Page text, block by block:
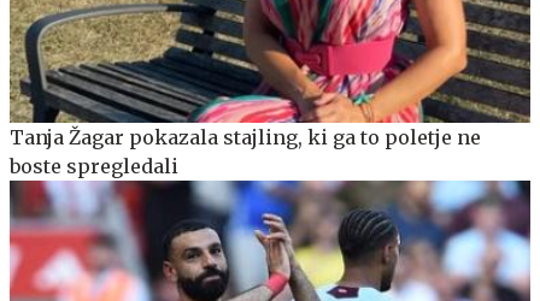
Tanja Žagar pokazala stajling, ki ga to poletje ne
boste spregledali